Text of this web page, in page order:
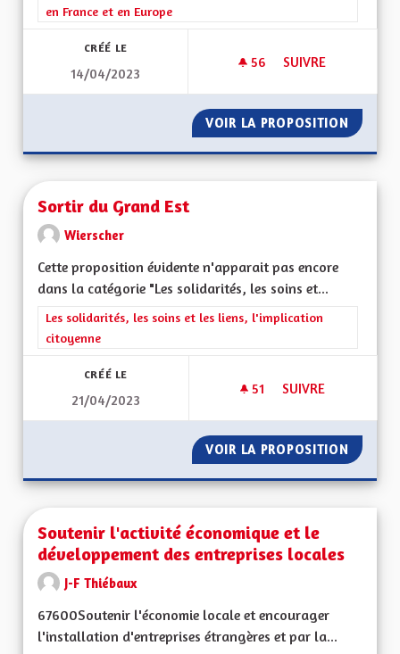
en France et en Europe
CRÉÉ LE
14/04/2023
56 56 ABONNÉS
SUIVRE
VOIR LA PROPOSITION
Sortir du Grand Est
Wierscher
Cette proposition évidente n'apparait pas encore
dans la catégorie "Les solidarités, les soins et...
Filtrer les résultats de la catégorie : Les solidarités, les soins
Les solidarités, les soins et les liens, l'implication
citoyenne
CRÉÉ LE
21/04/2023
51 51 ABONNÉS
SUIVRE
VOIR LA PROPOSITION
Soutenir l'activité économique et le
développement des entreprises locales
J-F Thiébaux
67600Soutenir l'économie locale et encourager
l'installation d'entreprises étrangères et par la...